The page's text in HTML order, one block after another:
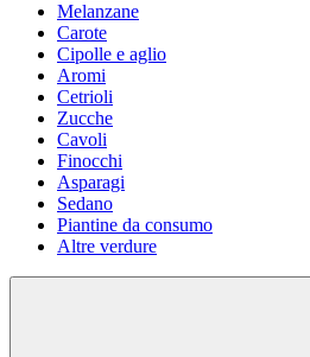
Melanzane
Carote
Cipolle e aglio
Aromi
Cetrioli
Zucche
Cavoli
Finocchi
Asparagi
Sedano
Piantine da consumo
Altre verdure